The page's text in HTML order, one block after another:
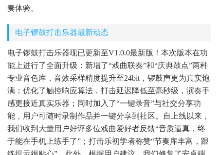
奏体验。
电子锣鼓打击乐器最新动态
电子锣鼓打击乐器现已更新至V1.0.0最新版！本次版本在功
能上进行了全面升级：新增了“戏曲联奏”和“庆典鼓点”两种
专业音色库，音效采样精度提升至24bit，锣鼓声更为真实饱
满；优化了触控响应算法，打击延迟降低至毫秒级，演奏手
感更接近真实乐器；同时加入了“一键录音”与社交分享功
能，用户可随时录制作品并一键分享到社区。自上线以来，
我们收到大量用户好评多位戏曲爱好者反馈“音质逼真，终
于能在手机上练手了”；打击乐初学者称赞“节奏库丰富，跟